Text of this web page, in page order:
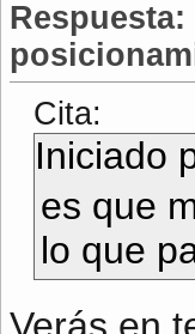
Cita:
Iniciado
es que
lo que